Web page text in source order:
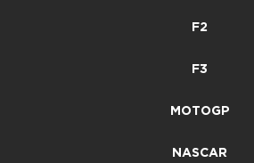
F2
F3
MOTOGP
NASCAR